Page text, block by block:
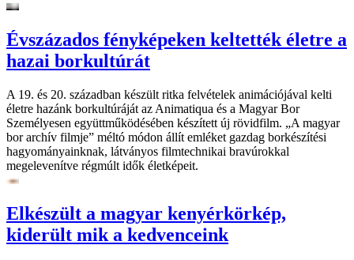
Évszázados fényképeken keltették életre a
hazai borkultúrát
A 19. és 20. században készült ritka felvételek animációjával kelti
életre hazánk borkultúráját az Animatiqua és a Magyar Bor
Személyesen együttműködésében készített új rövidfilm. „A magyar
bor archív filmje” méltó módon állít emléket gazdag borkészítési
hagyományainknak, látványos filmtechnikai bravúrokkal
megelevenítve régmúlt idők életképeit.
Elkészült a magyar kenyérkörkép,
kiderült mik a kedvenceink